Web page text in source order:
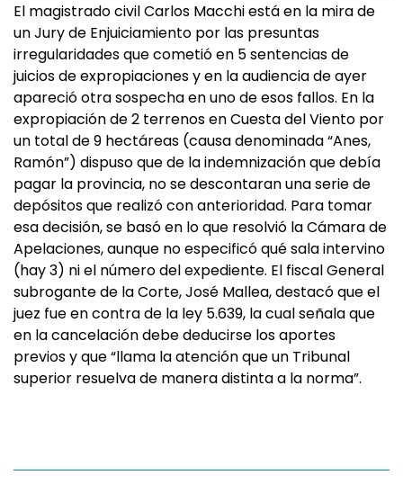
El magistrado civil Carlos Macchi está en la mira de
un Jury de Enjuiciamiento por las presuntas
irregularidades que cometió en 5 sentencias de
juicios de expropiaciones y en la audiencia de ayer
apareció otra sospecha en uno de esos fallos. En la
expropiación de 2 terrenos en Cuesta del Viento por
un total de 9 hectáreas (causa denominada “Anes,
Ramón”) dispuso que de la indemnización que debía
pagar la provincia, no se descontaran una serie de
depósitos que realizó con anterioridad. Para tomar
esa decisión, se basó en lo que resolvió la Cámara de
Apelaciones, aunque no especificó qué sala intervino
(hay 3) ni el número del expediente. El fiscal General
subrogante de la Corte, José Mallea, destacó que el
juez fue en contra de la ley 5.639, la cual señala que
en la cancelación debe deducirse los aportes
previos y que “llama la atención que un Tribunal
superior resuelva de manera distinta a la norma”.